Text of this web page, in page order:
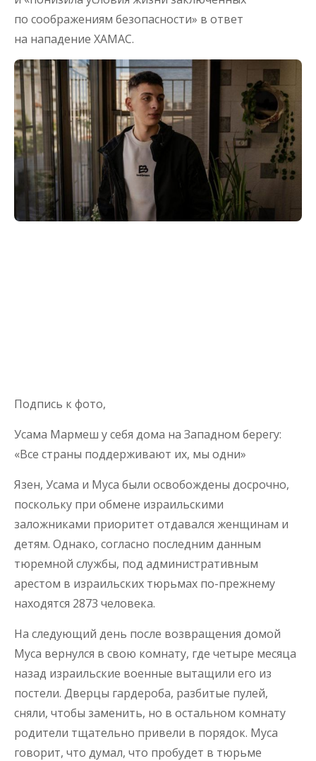
по соображениям безопасности» в ответ
на нападение ХАМАС.
Подпись к фото,
Усама Мармеш у себя дома на Западном берегу:
«Все страны поддерживают их, мы одни»
Язен, Усама и Муса были освобождены досрочно,
поскольку при обмене израильскими
заложниками приоритет отдавался женщинам и
детям. Однако, согласно последним данным
тюремной службы, под административным
арестом в израильских тюрьмах по-прежнему
находятся 2873 человека.
На следующий день после возвращения домой
Муса вернулся в свою комнату, где четыре месяца
назад израильские военные вытащили его из
постели. Дверцы гардероба, разбитые пулей,
сняли, чтобы заменить, но в остальном комнату
родители тщательно привели в порядок. Муса
говорит, что думал, что пробудет в тюрьме